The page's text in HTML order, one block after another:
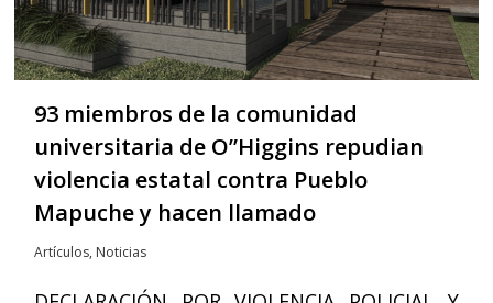
93 miembros de la comunidad
universitaria de O”Higgins repudian
violencia estatal contra Pueblo
Mapuche y hacen llamado
Artículos, Noticias